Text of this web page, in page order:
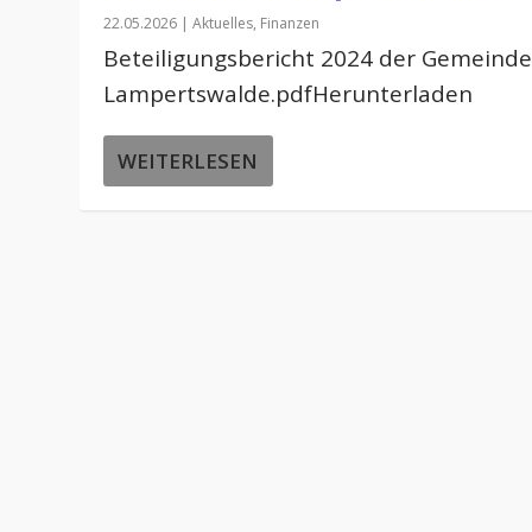
22.05.2026 |Aktuelles, Finanzen
Beteiligungsbericht 2024 der Gemeinde
Lampertswalde.pdfHerunterladen
WEITERLESEN